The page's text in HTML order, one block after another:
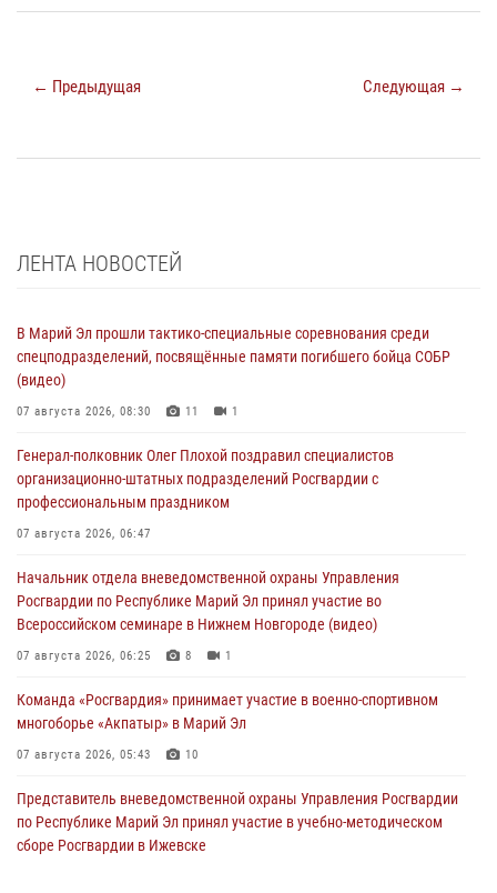
← Предыдущая Следующая →
ЛЕНТА НОВОСТЕЙ
В Марий Эл прошли тактико-специальные соревнования среди
спецподразделений, посвящённые памяти погибшего бойца СОБР
(видео)
07 августа 2026, 08:30 11 1
Генерал-полковник Олег Плохой поздравил специалистов
организационно-штатных подразделений Росгвардии с
профессиональным праздником
07 августа 2026, 06:47
Начальник отдела вневедомственной охраны Управления
Росгвардии по Республике Марий Эл принял участие во
Всероссийском семинаре в Нижнем Новгороде (видео)
07 августа 2026, 06:25 8 1
Команда «Росгвардия» принимает участие в военно-спортивном
многоборье «Акпатыр» в Марий Эл
07 августа 2026, 05:43 10
Представитель вневедомственной охраны Управления Росгвардии
по Республике Марий Эл принял участие в учебно-методическом
сборе Росгвардии в Ижевске